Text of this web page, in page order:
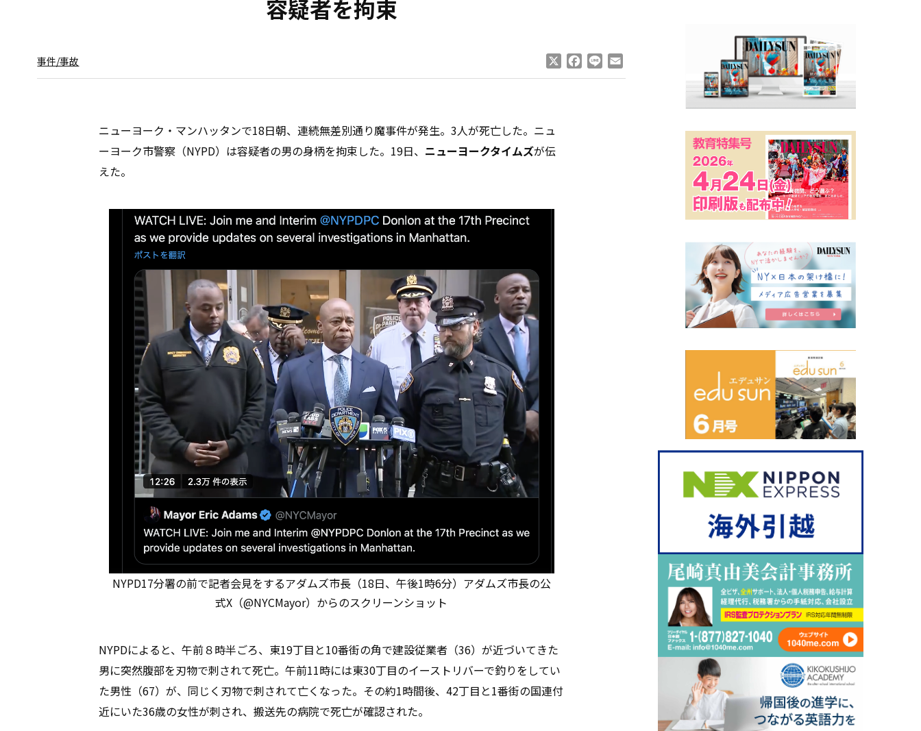
容疑者を拘束
事件/事故 Facebook
Line
ニューヨーク・マンハッタンで18日朝、連続無差別通り魔事件が発生。3人が死亡した。ニュ
ーヨーク市警察（NYPD）は容疑者の男の身柄を拘束した。19日、 ニューヨークタイムズが伝
えた。
NYPD17分署の前で記者会見をするアダムズ市長（18日、午後1時6分）アダムズ市長の公
式X（@NYCMayor）からのスクリーンショット
NYPDによると、午前８時半ごろ、東19丁目と10番街の角で建設従業者（36）が近づいてきた
男に突然腹部を刃物で刺されて死亡。午前11時には東30丁目のイーストリバーで釣りをしてい
た男性（67）が、同じく刃物で刺されて亡くなった。その約1時間後、42丁目と1番街の国連付
近にいた36歳の女性が刺され、搬送先の病院で死亡が確認された。